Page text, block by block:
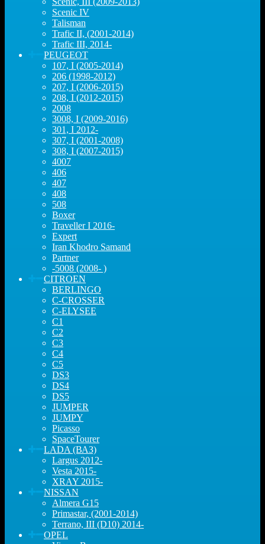
Scenic IV
Talisman
Trafic II, (2001-2014)
Trafic III, 2014-
PEUGEOT
107, I (2005-2014)
206 (1998-2012)
207, I (2006-2015)
208, I (2012-2015)
2008
3008, I (2009-2016)
301, I 2012-
307, I (2001-2008)
308, I (2007-2015)
4007
406
407
408
508
Boxer
Traveller I 2016-
Expert
Iran Khodro Samand
Partner
-5008 (2008- )
CITROEN
BERLINGO
C-CROSSER
C-ELYSEE
C1
C2
C3
C4
C5
DS3
DS4
DS5
JUMPER
JUMPY
Picasso
SpaceTourer
LADA (ВАЗ)
Largus 2012-
Vesta 2015-
XRAY 2015-
NISSAN
Almera G15
Primastar, (2001-2014)
Terrano, III (D10) 2014-
OPEL